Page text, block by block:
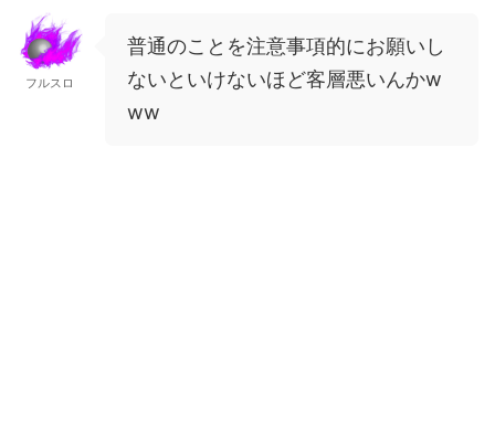
フルスロ
普通のことを注意事項的にお願いし
ないといけないほど客層悪いんかw
ww